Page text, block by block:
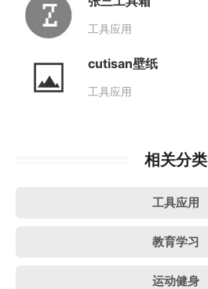
工具应用
cutisan壁纸
工具应用
相关分类
工具应用
教育学习
运动健身